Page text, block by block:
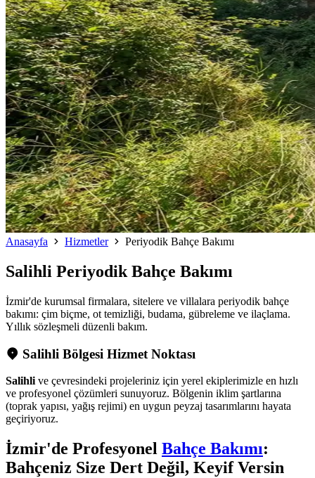
Anasayfa Hizmetler Periyodik Bahçe Bakımı
Salihli Periyodik Bahçe Bakımı
İzmir'de kurumsal firmalara, sitelere ve villalara periyodik bahçe
bakımı: çim biçme, ot temizliği, budama, gübreleme ve ilaçlama.
Yıllık sözleşmeli düzenli bakım.
Salihli Bölgesi Hizmet Noktası
Salihli ve çevresindeki projeleriniz için yerel ekiplerimizle en hızlı
ve profesyonel çözümleri sunuyoruz. Bölgenin iklim şartlarına
(toprak yapısı, yağış rejimi) en uygun peyzaj tasarımlarını hayata
geçiriyoruz.
İzmir'de Profesyonel Bahçe Bakımı:
Bahçeniz Size Dert Değil, Keyif Versin